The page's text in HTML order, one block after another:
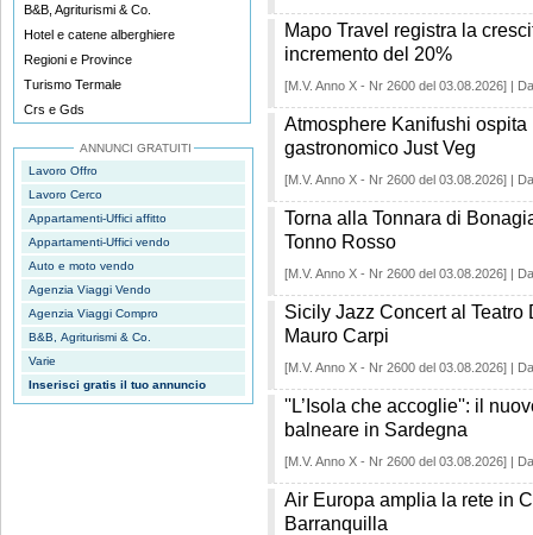
B&B, Agriturismi & Co.
Hotel e catene alberghiere
Regioni e Province
Turismo Termale
Crs e Gds
ANNUNCI GRATUITI
Lavoro Offro
Lavoro Cerco
Appartamenti-Uffici affitto
Appartamenti-Uffici vendo
Auto e moto vendo
Agenzia Viaggi Vendo
Agenzia Viaggi Compro
B&B, Agriturismi & Co.
Varie
Inserisci gratis il tuo annuncio
Mapo Travel registra la
incremento del 20%
[M.V. Anno X - Nr 2600 del 03.08.2026] |
Atmosphere Kanifushi
gastronomico Just Veg
[M.V. Anno X - Nr 2600 del 03.08.2026] |
Torna alla Tonnara di
Tonno Rosso
[M.V. Anno X - Nr 2600 del 03.08.2026] |
Sicily Jazz Concert al
Mauro Carpi
[M.V. Anno X - Nr 2600 del 03.08.2026] |
''L’Isola che accoglie'': il
balneare in Sardegna
[M.V. Anno X - Nr 2600 del 03.08.2026] |
Air Europa amplia la rete in
Barranquilla